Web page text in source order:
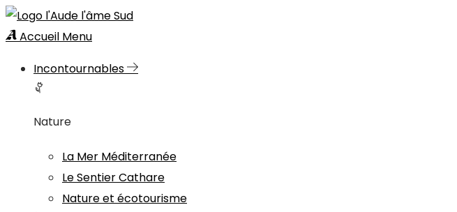
Accueil Menu
Incontournables
Nature
La Mer Méditerranée
Le Sentier Cathare
Nature et écotourisme